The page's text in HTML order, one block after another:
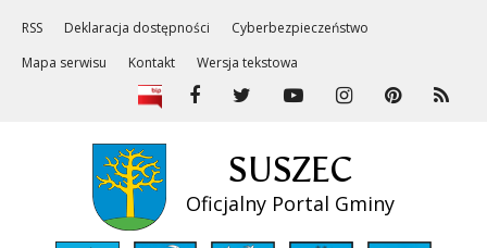
RSS Deklaracja dostępności
Cyberbezpieczeństwo
Mapa serwisu
Kontakt Wersja tekstowa
SUSZEC
Oficjalny Portal Gminy